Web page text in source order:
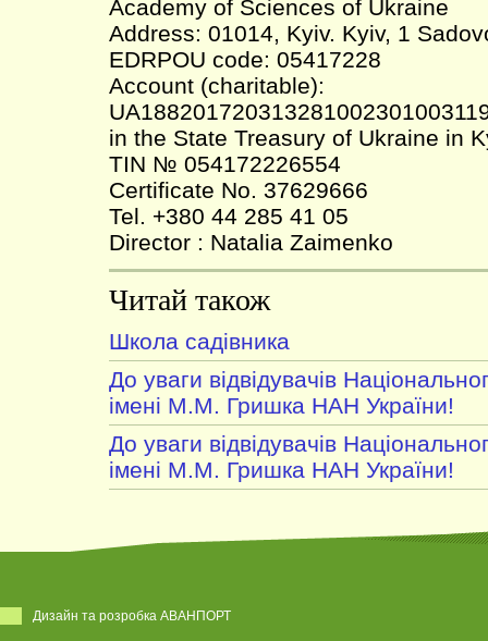
Academy of Sciences of Ukraine
Address: 01014, Kyiv. Kyiv, 1
EDRPOU code: 05417228
Account (charitable):
in the State Treasury of Ukraine in
TIN № 054172226554
Certificate No. 37629666
Tel. +380 44 285 41 05
Director : Natalia Zaimenko
Читай також
Школа садівника
До уваги відвідувачів
імені М.М. Гришка НАН України!
До уваги відвідувачів
імені М.М. Гришка НАН України!
Дизайн та розробка АВАНПОРТ